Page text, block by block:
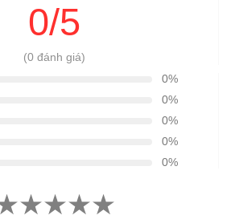
0/5
(0 đánh giá)
0%
0%
0%
0%
0%